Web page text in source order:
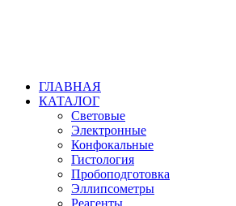
ГЛАВНАЯ
КАТАЛОГ
Световые
Электронные
Конфокальные
Гистология
Пробоподготовка
Эллипсометры
Реагенты